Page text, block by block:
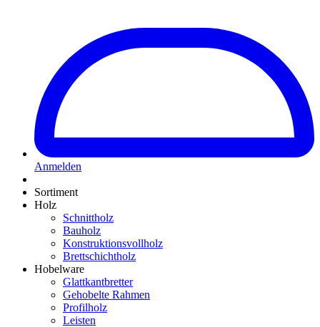
Anmelden
Sortiment
Holz
Schnittholz
Bauholz
Konstruktionsvollholz
Brettschichtholz
Hobelware
Glattkantbretter
Gehobelte Rahmen
Profilholz
Leisten